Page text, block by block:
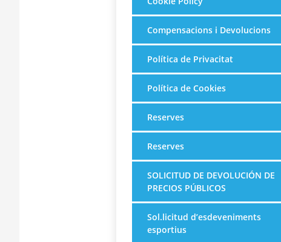
Compensacions i Devolucions
Política de Privacitat
Política de Cookies
Reserves
Reserves
SOLICITUD DE DEVOLUCIÓN DE
PRECIOS PÚBLICOS
Sol.licitud d’esdeveniments
esportius